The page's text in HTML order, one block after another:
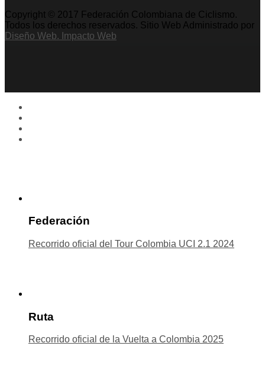
Copyright © 2017 Federación Colombiana de Ciclismo.
Todos los derechos reservados. Sitio Web Administrado por
Diseño Web. Impacto Web
Federación
Recorrido oficial del Tour Colombia UCI 2.1 2024
Ruta
Recorrido oficial de la Vuelta a Colombia 2025